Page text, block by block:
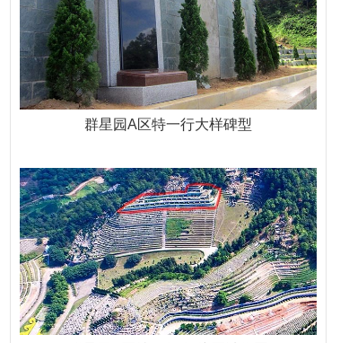
群星园A区特一行大样碑型